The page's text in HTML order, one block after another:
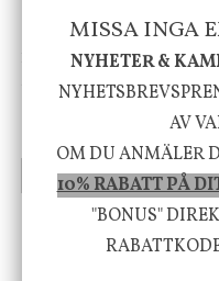
House Doctor
Skål, Hands marmor
635 kr
INFO KÖP
Vi vill förmedla
MISSA INGA
NYHETER &
AV
OM DU ANMÄLER
10% RABATT PÅ
"BONUS"